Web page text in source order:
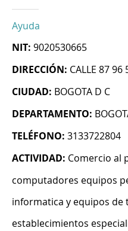
Ayuda
NIT: 9020530665
DIRECCIÓN: CALLE 87 96
CIUDAD: BOGOTA D C
DEPARTAMENTO:
TELÉFONO: 3133722804
ACTIVIDAD: Comercio al
computadores equipos
informatica y equipos de
establecimientos